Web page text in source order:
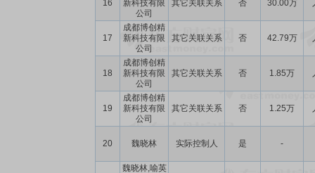
16
新科技有限
公司
其它关联关系 否 30.00万
17
成都博创精
新科技有限
公司
其它关联关系 否 42.79万
18
成都博创精
新科技有限
公司
其它关联关系 否 1.85万
19
成都博创精
新科技有限
公司
其它关联关系 否 1.25万
20 魏晓林 实际控制人 是 -
魏晓林,喻英